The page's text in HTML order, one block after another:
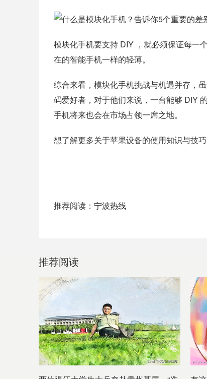
模块化手机要支持 DIY ，就必须保证每一
在的智能手机一样的轻薄。
综合来看，模块化手机挑战与机遇并存，
码爱好者，对于他们来说，一台能够 DIY
手机将来也会在市场占领一席之地。
想了解更多关于苹果设备的使用知识与技
推荐阅读： 宁波热线
推荐阅读